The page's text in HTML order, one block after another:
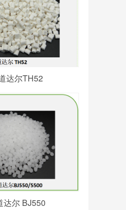
达尔TH52
达尔 BJ550